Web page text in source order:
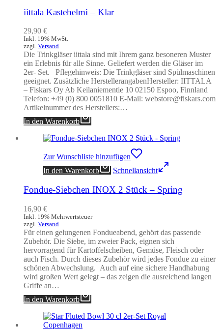
iittala Kastehelmi – Klar
29,90 €
Inkl. 19% MwSt.
zzgl. Versand
Die Trinkgläser iittala sind mit Ihrem ganz besoneren Muster
ein Erlebnis für alle Sinne. Geliefert werden die Gläser im
2er- Set. Pflegehinweis: Die Trinkgläser sind Spülmaschinen
geeignet. Zusätzliche HerstellerangabenHersteller: IITTALA
– Fiskars Oy Ab Keilaniementie 10 02150 Espoo, Finnland
Telefon: +49 (0) 800 0051810 E-Mail: webstore@fiskars.com
Artikelnummer des Herstellers:…
In den Warenkorb
Zur Wunschliste hinzufügen
In den Warenkorb
Schnellansicht
Fondue-Siebchen INOX 2 Stück – Spring
16,90 €
Inkl. 19% Mehrwertsteuer
zzgl. Versand
Für einen gelungenen Fondueabend, gehört das passende
Zubehör. Die Siebe, im zweier Pack, eignen sich
hervorragend für Kartoffelscheiben, Gemüse, Fleisch oder
auch Fisch. Durch dieses Zubehör wird jedes Fondue zu einer
schönen Abwechslung. Auch auf eine sichere Handhabung
wird großen Wert gelegt – das zeigen die ausreichend langen
Griffe an…
In den Warenkorb